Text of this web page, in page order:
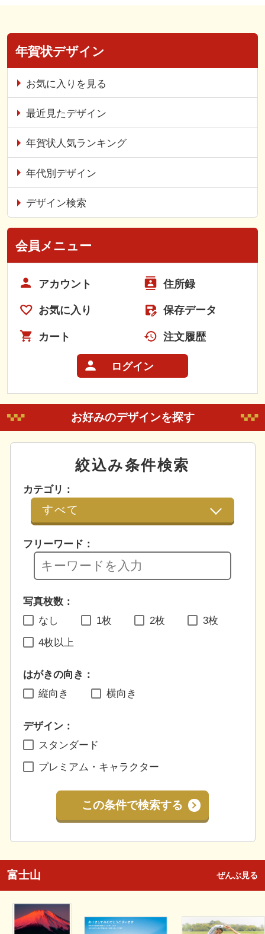
年賀状デザイン
お気に入りを見る
最近見たデザイン
年賀状人気ランキング
年代別デザイン
デザイン検索
会員メニュー
アカウント 住所録
お気に入り 保存データ
カート 注文履歴
ログイン
お好みのデザインを探す
絞込み条件検索
カテゴリ：
フリーワード：
写真枚数：
なし
1枚 2枚 3枚
4枚以上
はがきの向き：
縦向き
横向き
デザイン：
スタンダード
プレミアム・キャラクター
この条件で検索する
富士山 ぜんぶ見る